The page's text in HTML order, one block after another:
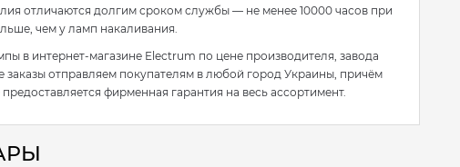
отличаются долгим сроком службы — не менее 10000 часов при
чем у ламп накаливания.
в интернет-магазине Electrum по цене производителя, завода
отправляем покупателям в любой город Украины, причём
фирменная гарантия на весь ассортимент.